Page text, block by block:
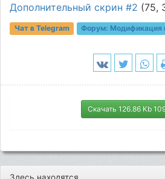
Дополнительный скрин #2 (75,
Чат в Telegram Форум: Модификация
Скачать 126.86 Kb